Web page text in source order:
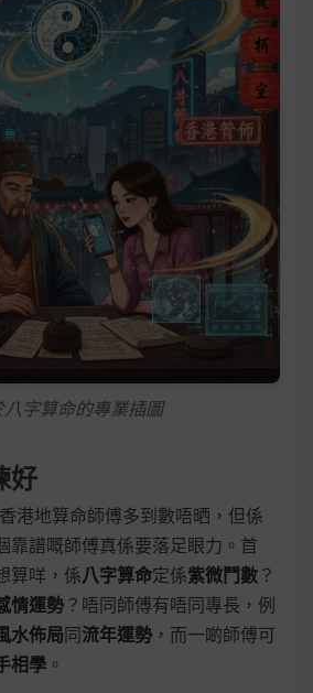
八字算命的專業插圖
好
香港地算命師傅多到數唔晒，但係
靠譜嘅師傅真係要落足眼力。首
算咩，係八字算命定係紫微鬥數 ？
情運勢 ？唔同師傅有唔同專長，例
水佈局同流年運勢 ，而一啲師傅可
相學 。